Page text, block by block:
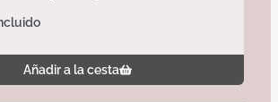
Añadir a la cesta